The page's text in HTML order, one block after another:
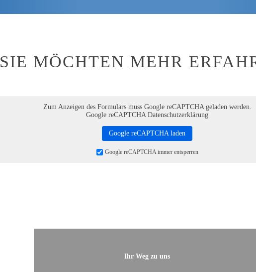
SIE MÖCHTEN MEHR
Zum Anzeigen des Formulars muss Google reCAPTCHA geladen werden.
Google reCAPTCHA Datenschutzerklärung
Google reCAPTCHA laden
Google reCAPTCHA immer entsperren
Ihr Weg zu uns